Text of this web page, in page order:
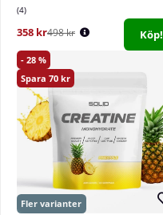
4
358 kr498 kr Köp!
28
70